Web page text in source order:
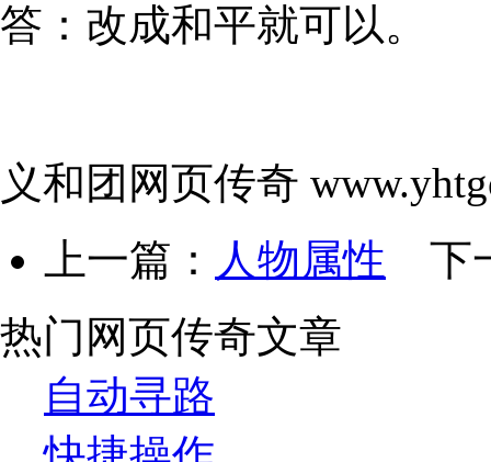
答：改成和平就可以。
义和团网页传奇
上一篇： 人物属性 下
热门网页传奇文章
自动寻路